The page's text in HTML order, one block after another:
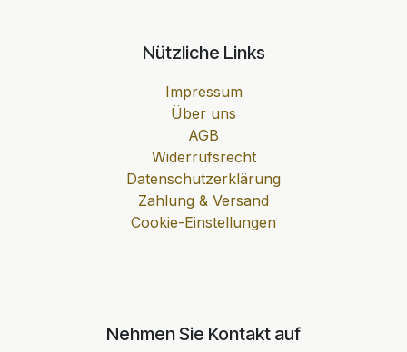
Nützliche Links
Impressum
Über uns
AGB
Widerrufsrecht
Datenschutzerklärung
Zahlung & Versand
Cookie-Einstellungen
Nehmen Sie Kontakt auf